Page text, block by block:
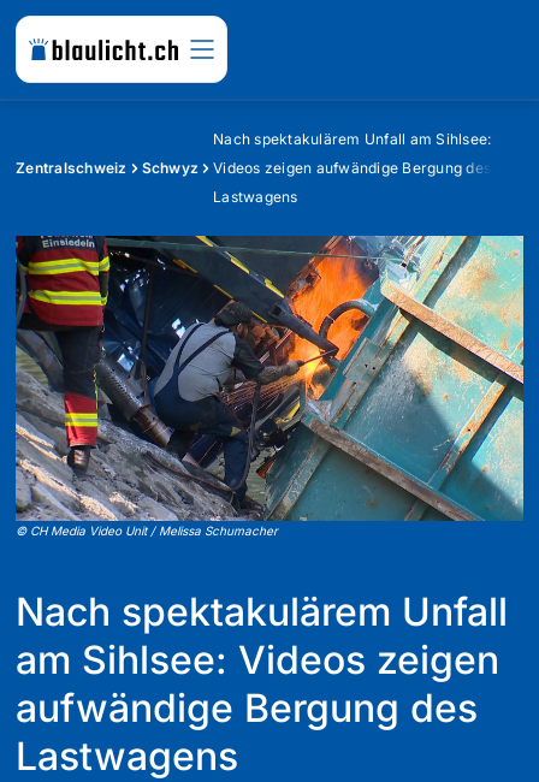
Zentralschweiz Schwyz
Nach spektakulärem Unfall am Sihlsee:
Videos zeigen aufwändige Bergung des
Lastwagens
© CH Media Video Unit / Melissa Schumacher
Nach spektakulärem Unfall
am Sihlsee: Videos zeigen
aufwändige Bergung des
Lastwagens